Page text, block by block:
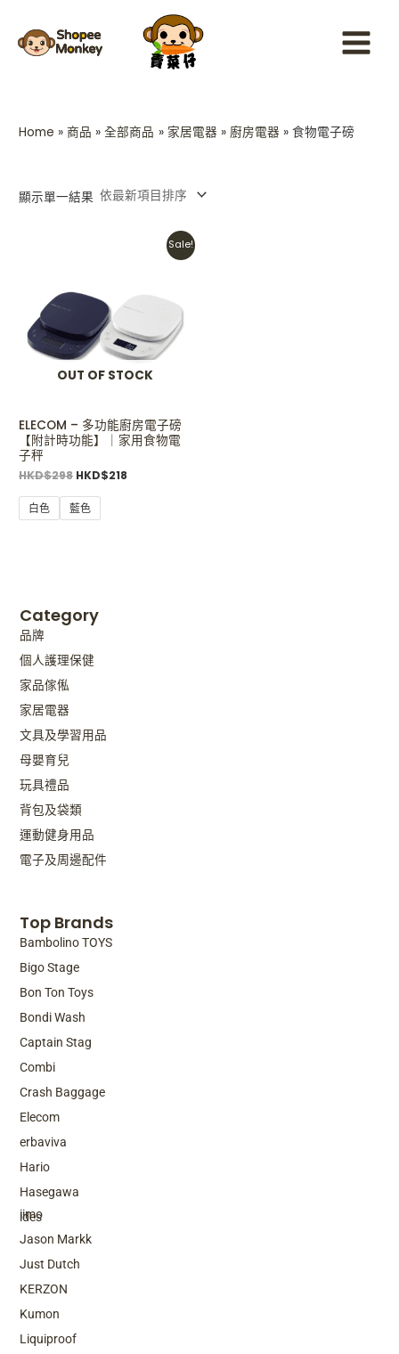
content
Menu
Home 商品 全部商品 家居電器 廚房電器 食物電子磅
顯示單一結果
Sale!
OUT OF STOCK
ELECOM – 多功能廚房電子磅
【附計時功能】｜家用食物電
子秤
HKD$298 HKD$218
Current
白色 藍色
Top Brands
iimo
Jason Markk
Just Dutch
KERZON
Kumon
Liquiproof
Top Brands
Bambolino TOYS
Bigo Stage
Bon Ton Toys
Bondi Wash
Captain Stag
Combi
Crash Baggage
Elecom
erbaviva
Hario
Hasegawa
ides
Category
品牌
個人護理保健
家品傢俬
家居電器
文具及學習用品
母嬰育兒
玩具禮品
背包及袋類
運動健身用品
電子及周邊配件